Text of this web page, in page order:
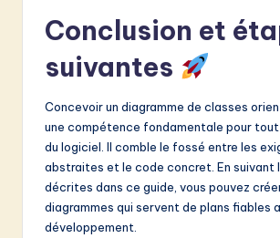
Conclusion et
suivantes
Concevoir un diagramme de classes
une compétence fondamentale pour
du logiciel. Il comble le fossé entre les
abstraites et le code concret. En suivant
décrites dans ce guide, vous pouvez
diagrammes qui servent de plans fiables
développement.